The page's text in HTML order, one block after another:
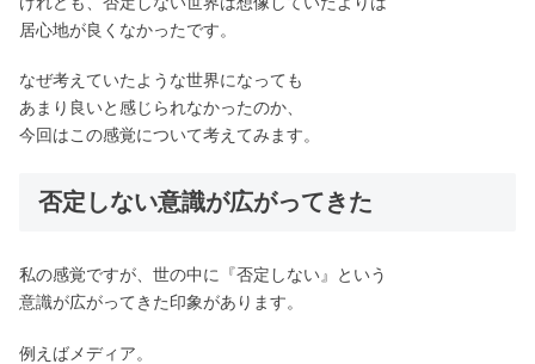
居心地が良くなかったです。
なぜ考えていたような世界になっても
あまり良いと感じられなかったのか、
今回はこの感覚について考えてみます。
否定しない意識が広がってきた
私の感覚ですが、世の中に『否定しない』という
意識が広がってきた印象があります。
例えばメディア。